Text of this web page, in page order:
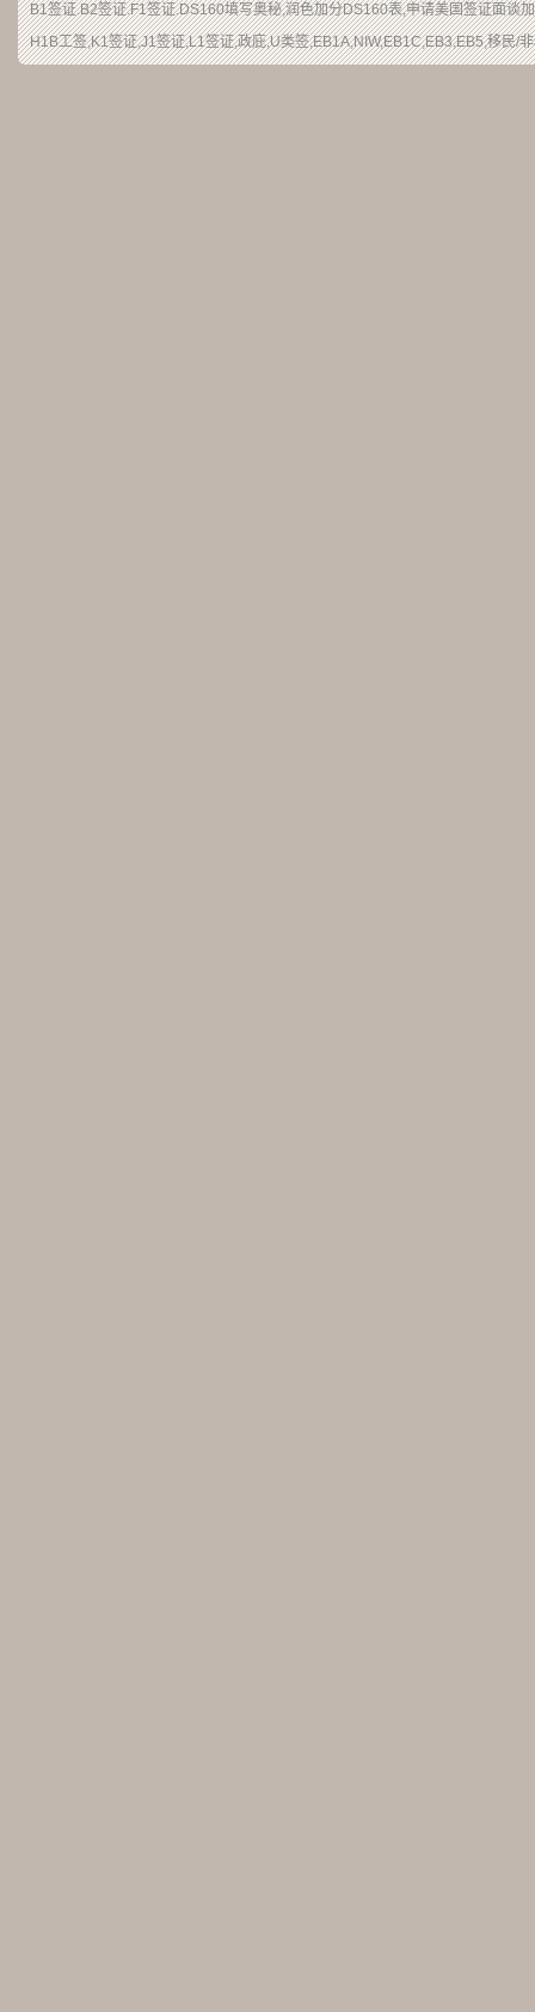
B1签证.B2签证.F1签证.DS160填写奥秘,润色加分DS160表,申请美国签证面谈
H1B工签,K1签证,J1签证,L1签证,政庇,U类签,EB1A,NIW,EB1C,EB3,EB5,移民/